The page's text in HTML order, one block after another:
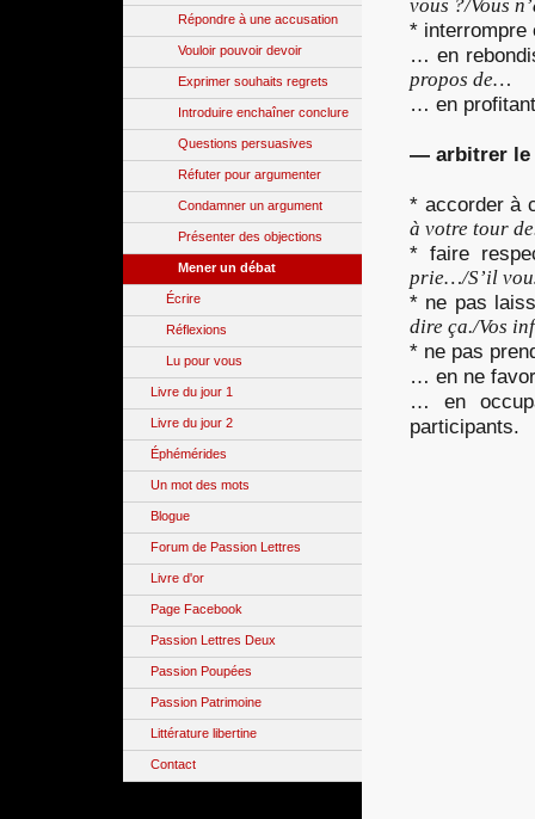
Répondre à une accusation
Vouloir pouvoir devoir
Exprimer souhaits regrets
Introduire enchaîner conclure
Questions persuasives
Réfuter pour argumenter
Condamner un argument
Présenter des objections
Mener un débat
Écrire
Réflexions
Lu pour vous
Livre du jour 1
Livre du jour 2
Éphémérides
Un mot des mots
Blogue
Forum de Passion Lettres
Livre d'or
Page Facebook
Passion Lettres Deux
Passion Poupées
Passion Patrimoine
Littérature libertine
Contact
vous ?/Vous
* interrompre
… en
propos de…
… en
— arbitrer le
* accorder à
à votre tour
* faire
prie…/S’il
* ne pas
dire ça./Vos
* ne pas
… en ne
… en
participants.